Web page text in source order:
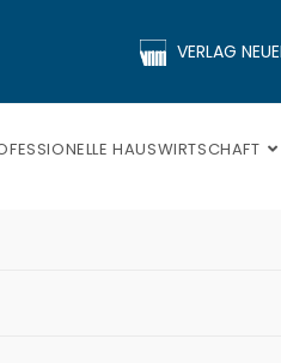
VERLAG
HAUSWIRTSCHAFT